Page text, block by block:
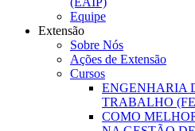
Equipe
Extensão
Sobre Nós
Ações de Extensão
Cursos
ENGENHARIA
TRABALHO
COMO